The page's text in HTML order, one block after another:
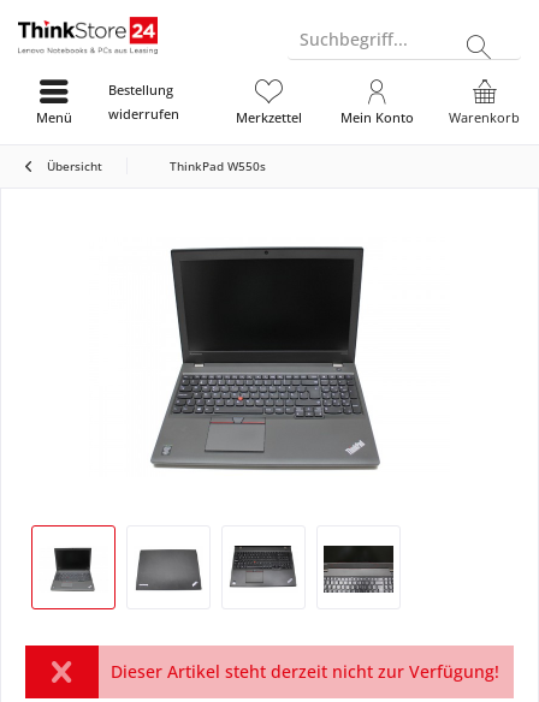
Suchbegriff...
Bestellung
widerrufen
Warenkorb
Merkzettel Mein Konto
Menü
Übersicht ThinkPad W550s
Dieser Artikel steht derzeit nicht zur Verfügung!